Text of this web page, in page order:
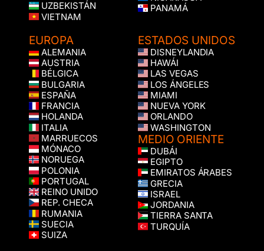
UZBEKISTÁN
VIETNAM
PANAMÁ
EUROPA
ALEMANIA
AUSTRIA
BÉLGICA
BULGARIA
ESPAÑA
FRANCIA
HOLANDA
ITALIA
MARRUECOS
MÓNACO
NORUEGA
POLONIA
PORTUGAL
REINO UNIDO
REP. CHECA
RUMANIA
SUECIA
SUIZA
ESTADOS UNIDOS
DISNEYLANDIA
HAWÁI
LAS VEGAS
LOS ÁNGELES
MIAMI
NUEVA YORK
ORLANDO
WASHINGTON
MEDIO ORIENTE
DUBÁI
EGIPTO
EMIRATOS ÁRABES
GRECIA
ISRAEL
JORDANIA
TIERRA SANTA
TURQUÍA